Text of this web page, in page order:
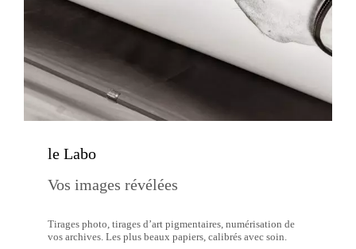
le Labo
Vos images révélées
Tirages photo, tirages d’art pigmentaires, numérisation de
vos archives. Les plus beaux papiers, calibrés avec soin.